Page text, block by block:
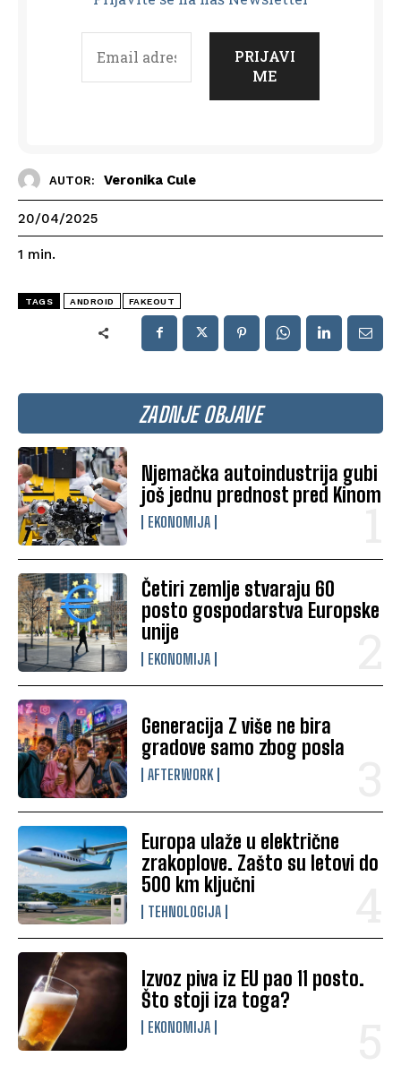
ZADNJE OBJAVE
Njemačka autoindustrija gubi
još jednu prednost pred Kinom
EKONOMIJA
Četiri zemlje stvaraju 60
posto gospodarstva Europske
unije
EKONOMIJA
Generacija Z više ne bira
gradove samo zbog posla
AFTERWORK
Europa ulaže u električne
zrakoplove. Zašto su letovi do
500 km ključni
TEHNOLOGIJA
Izvoz piva iz EU pao 11 posto.
Što stoji iza toga?
EKONOMIJA
AUTOR: Veronika Cule
20/04/2025
1 min.
TAGS ANDROID FAKEOUT